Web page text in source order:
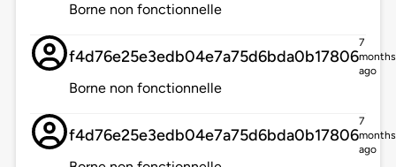
Borne non fonctionnelle
f4d76e25e3edb04e7a75d6bda0b17806
7
months
ago
Borne non fonctionnelle
f4d76e25e3edb04e7a75d6bda0b17806
7
months
ago